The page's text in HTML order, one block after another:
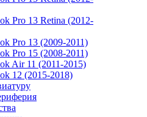
Pro 13 Retina (2012-
Pro 13 (2009-2011)
Pro 15 (2008-2011)
Air 11 (2011-2015)
12 (2015-2018)